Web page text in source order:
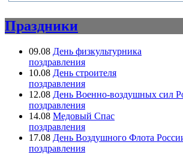
Праздники
09.08 День физкультурника
поздравления
10.08 День строителя
поздравления
12.08 День Военно-воздушных сил
поздравления
14.08 Медовый Спас
поздравления
17.08 День Воздушного Флота
поздравления